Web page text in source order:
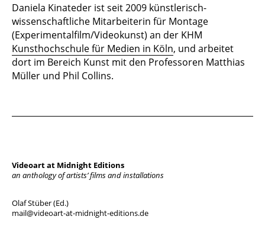
Daniela Kinateder ist seit 2009 künstlerisch-
wissenschaftliche Mitarbeiterin für Montage
(Experimentalﬁlm/Videokunst) an der KHM
Kunsthochschule für Medien in Köln, und arbeitet
dort im Bereich Kunst mit den Professoren Matthias
Müller und Phil Collins.
Videoart at Midnight Editions
an anthology of artists’ films and installations
Olaf Stüber (Ed.)
mail@videoart-at-midnight-editions.de